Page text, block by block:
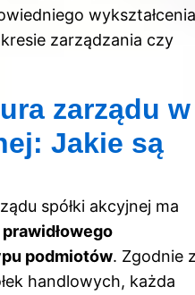
zarządzania czy
zarządu w
Jakie są
spółki akcyjnej ma
prawidłowego
podmiotów. Zgodnie
handlowych, każda